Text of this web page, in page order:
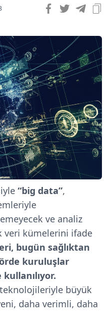
“big data”,
ve analiz
veri kümelerini ifade
bugün sağlıktan
kuruluşlar
teknolojileriyle büyük
daha verimli, daha